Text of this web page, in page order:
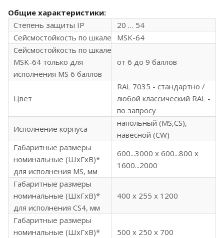
Общие характеристики:
Степень защиты IP
20 … 54
Сейсмостойкость по шкале
MSK-64
Сейсмостойкость по шкале
MSK-64 только для
исполнения MS 6 баллов
от 6 до 9 баллов
Цвет
RAL 7035 - стандартно /
любой классический RAL -
по запросу
Исполнение корпуса
напольный (MS,CS),
навесной (CW)
Габаритные размеры
номинальные (ШхГхВ)*
для исполнения MS, мм
600...3000 x 600...800 x
1600...2000
Габаритные размеры
номинальные (ШхГхВ)*
для исполнения CS4, мм
400 x 255 x 1200
Габаритные размеры
номинальные (ШхГхВ)*
500 x 250 x 700